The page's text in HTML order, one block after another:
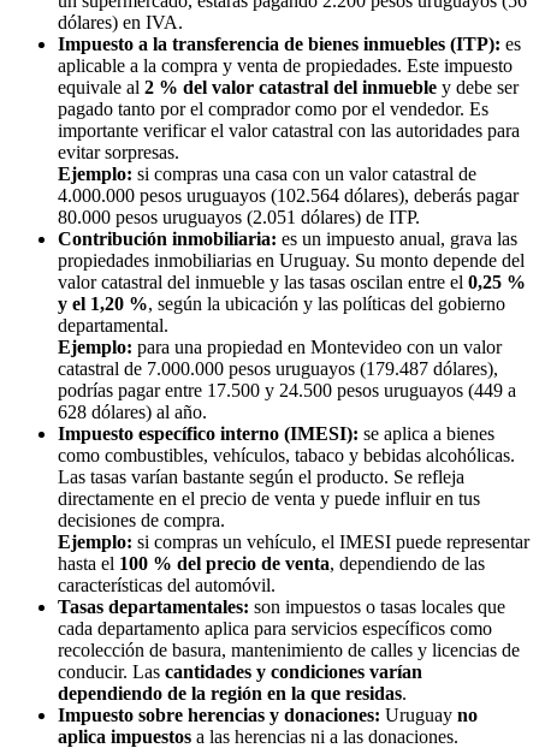
dólares) en IVA.
Impuesto a la transferencia de bienes inmuebles (ITP): es
aplicable a la compra y venta de propiedades. Este impuesto
equivale al 2 % del valor catastral del inmueble y debe ser
pagado tanto por el comprador como por el vendedor. Es
importante verificar el valor catastral con las autoridades para
evitar sorpresas.
Ejemplo: si compras una casa con un valor catastral de
4.000.000 pesos uruguayos (102.564 dólares), deberás pagar
80.000 pesos uruguayos (2.051 dólares) de ITP.
Contribución inmobiliaria: es un impuesto anual, grava las
propiedades inmobiliarias en Uruguay. Su monto depende del
valor catastral del inmueble y las tasas oscilan entre el 0,25 %
y el 1,20 %, según la ubicación y las políticas del gobierno
departamental.
Ejemplo: para una propiedad en Montevideo con un valor
catastral de 7.000.000 pesos uruguayos (179.487 dólares),
podrías pagar entre 17.500 y 24.500 pesos uruguayos (449 a
628 dólares) al año.
Impuesto específico interno (IMESI): se aplica a bienes
como combustibles, vehículos, tabaco y bebidas alcohólicas.
Las tasas varían bastante según el producto. Se refleja
directamente en el precio de venta y puede influir en tus
decisiones de compra.
Ejemplo: si compras un vehículo, el IMESI puede representar
hasta el 100 % del precio de venta, dependiendo de las
características del automóvil.
Tasas departamentales: son impuestos o tasas locales que
cada departamento aplica para servicios específicos como
recolección de basura, mantenimiento de calles y licencias de
conducir. Las cantidades y condiciones varían
dependiendo de la región en la que residas.
Impuesto sobre herencias y donaciones: Uruguay no
aplica impuestos a las herencias ni a las donaciones.